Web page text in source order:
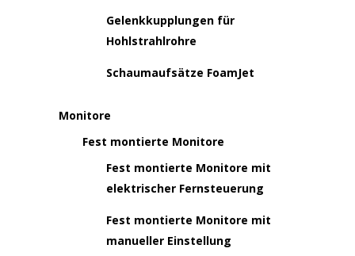
Gelenkkupplungen für
Hohlstrahlrohre
Schaumaufsätze FoamJet
Monitore
Fest montierte Monitore
Fest montierte Monitore mit
elektrischer Fernsteuerung
Fest montierte Monitore mit
manueller Einstellung